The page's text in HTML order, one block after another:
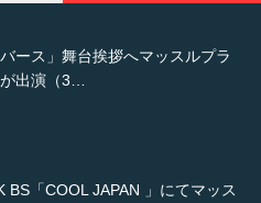
ース」舞台挨拶へマッスルプラ
出演（3…
BS「COOL JAPAN 」にてマッス